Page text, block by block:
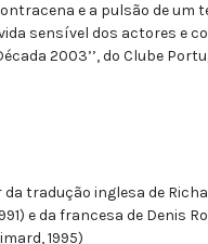
e a pulsão de um
sensível dos actores e
2003’’, do Clube
da tradução inglesa de
e da francesa de Denis
1995)